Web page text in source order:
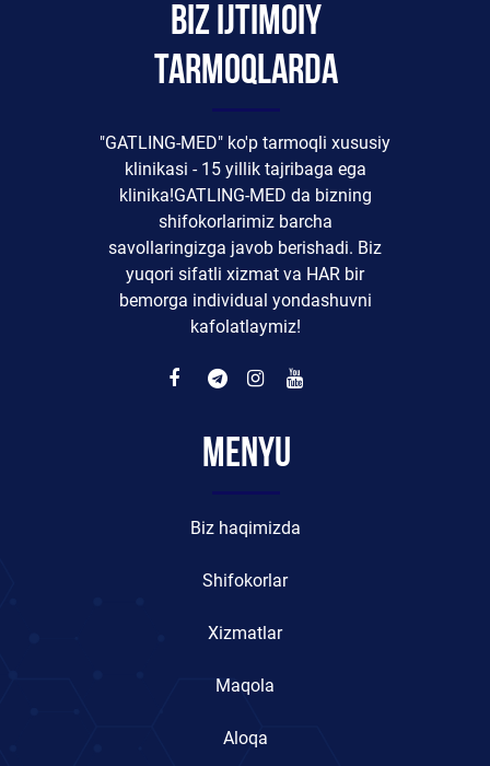
Biz ijtimoiy
tarmoqlarda
"GATLING-MED" ko'p tarmoqli xususiy
klinikasi - 15 yillik tajribaga ega
klinika!GATLING-MED da bizning
shifokorlarimiz barcha
savollaringizga javob berishadi. Biz
yuqori sifatli xizmat va HAR bir
bemorga individual yondashuvni
kafolatlaymiz!
Menyu
Biz haqimizda
Shifokorlar
Xizmatlar
Maqola
Aloqa